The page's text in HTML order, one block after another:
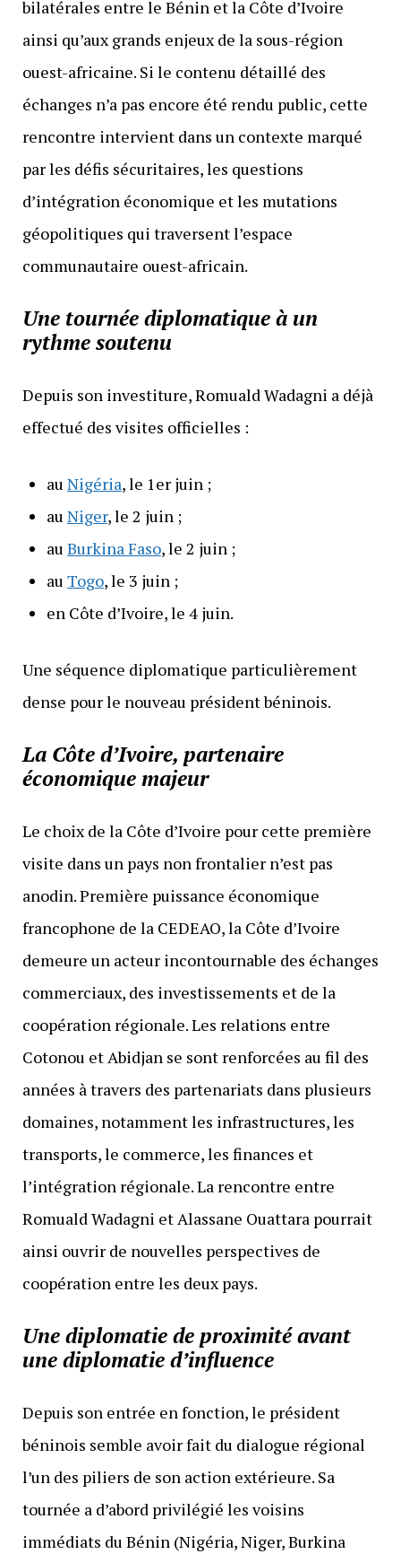
bilatérales entre le Bénin et la Côte d’Ivoire
ainsi qu’aux grands enjeux de la sous-région
ouest-africaine. Si le contenu détaillé des
échanges n’a pas encore été rendu public, cette
rencontre intervient dans un contexte marqué
par les défis sécuritaires, les questions
d’intégration économique et les mutations
géopolitiques qui traversent l’espace
communautaire ouest-africain.
Une tournée diplomatique à un
rythme soutenu
Depuis son investiture, Romuald Wadagni a déjà
effectué des visites officielles :
au Nigéria, le 1er juin ;
au Niger, le 2 juin ;
au Burkina Faso, le 2 juin ;
au Togo, le 3 juin ;
en Côte d’Ivoire, le 4 juin.
Une séquence diplomatique particulièrement
dense pour le nouveau président béninois.
La Côte d’Ivoire, partenaire
économique majeur
Le choix de la Côte d’Ivoire pour cette première
visite dans un pays non frontalier n’est pas
anodin. Première puissance économique
francophone de la CEDEAO, la Côte d’Ivoire
demeure un acteur incontournable des échanges
commerciaux, des investissements et de la
coopération régionale. Les relations entre
Cotonou et Abidjan se sont renforcées au fil des
années à travers des partenariats dans plusieurs
domaines, notamment les infrastructures, les
transports, le commerce, les finances et
l’intégration régionale. La rencontre entre
Romuald Wadagni et Alassane Ouattara pourrait
ainsi ouvrir de nouvelles perspectives de
coopération entre les deux pays.
Une diplomatie de proximité avant
une diplomatie d’influence
Depuis son entrée en fonction, le président
béninois semble avoir fait du dialogue régional
l’un des piliers de son action extérieure. Sa
tournée a d’abord privilégié les voisins
immédiats du Bénin (Nigéria, Niger, Burkina